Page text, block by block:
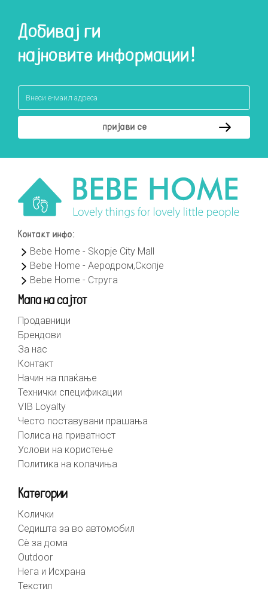
Добивај ги
најновите информации!
Контакт инфо:
Bebe Home - Skopje City Mall
Bebe Home - Аеродром,Скопје
Bebe Home - Струга
Мапа на сајтот
Продавници
Брендови
За нас
Контакт
Начин на плаќање
Технички спецификации
VIB Loyalty
Често поставувани прашања
Полиса на приватност
Услови на користење
Политика на колачиња
Категории
Колички
Седишта за во автомобил
Сè за дома
Outdoor
Нега и Исхрана
Текстил